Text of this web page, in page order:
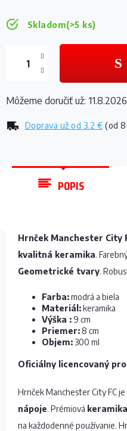
Skladom(>5 ks)
Doprava už od 3.2 € (od
Môžeme doručiť už: 11.8.2026
POPIS
Hrnček Manchester City
kvalitná keramika.
Geometrické tvary.
Farba:modrá a biela
Materiál:keramika
Výška : 9 cm
Priemer:8 cm
Objem: 300 ml
Oficiálny licencovaný
Hrnček Manchester City FC je
nápoje. Prémiová
na každodenné používanie.